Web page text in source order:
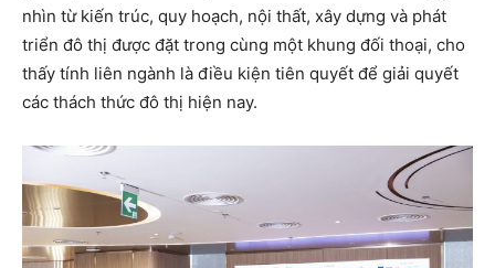
nhìn từ kiến trúc, quy hoạch, nội thất, xây dựng và phát
triển đô thị được đặt trong cùng một khung đối thoại, cho
thấy tính liên ngành là điều kiện tiên quyết để giải quyết
các thách thức đô thị hiện nay.